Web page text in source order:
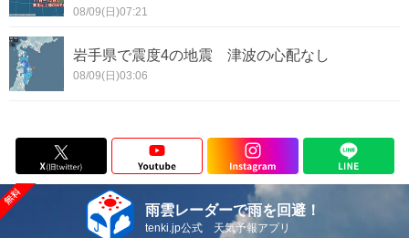
08/09(日)07:21
岩手県で震度4の地震 津波の心配なし
08/09(日)03:06
雨雲レーダーで雨を回避！
tenki.jp公式 天気予報アプリ